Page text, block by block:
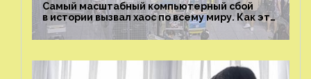
Самый масштабный компьютерный сбой
в истории вызвал хаос по всему миру. Как это
было?